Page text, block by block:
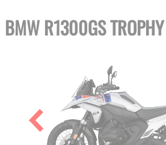
BMW R1300GS